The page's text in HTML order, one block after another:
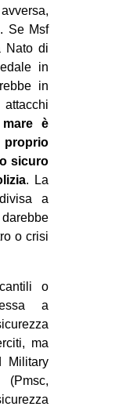
Se Msf
Nato di
in
in
è
sicuro
. La
a
o crisi
o
a
ma
Military